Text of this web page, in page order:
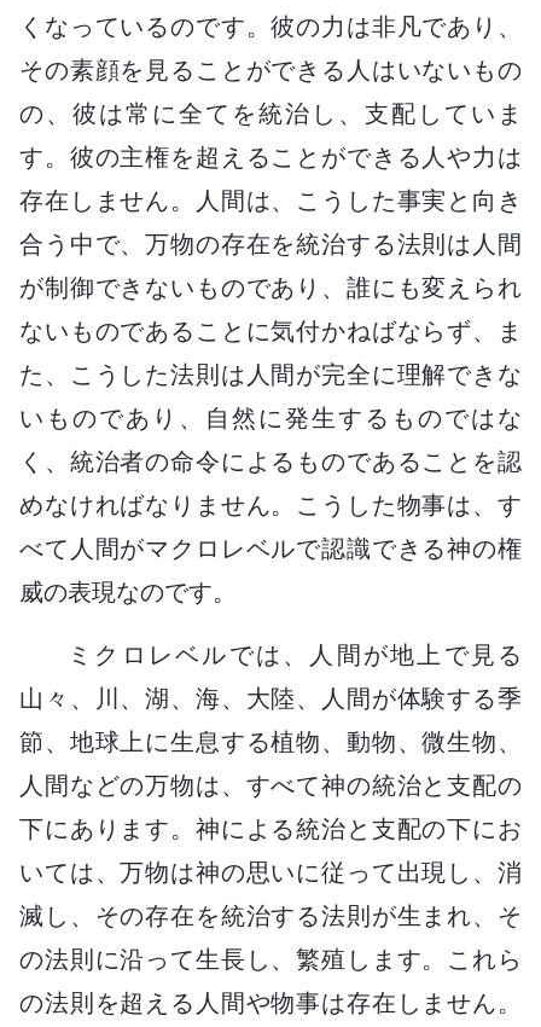
くなっているのです。彼の力は非凡であり、
その素顔を見ることができる人はいないもの
の、彼は常に全てを統治し、支配していま
す。彼の主権を超えることができる人や力は
存在しません。人間は、こうした事実と向き
合う中で、万物の存在を統治する法則は人間
が制御できないものであり、誰にも変えられ
ないものであることに気付かねばならず、ま
た、こうした法則は人間が完全に理解できな
いものであり、自然に発生するものではな
く、統治者の命令によるものであることを認
めなければなりません。こうした物事は、す
べて人間がマクロレベルで認識できる神の権
威の表現なのです。
ミクロレベルでは、人間が地上で見る
山々、川、湖、海、大陸、人間が体験する季
節、地球上に生息する植物、動物、微生物、
人間などの万物は、すべて神の統治と支配の
下にあります。神による統治と支配の下にお
いては、万物は神の思いに従って出現し、消
滅し、その存在を統治する法則が生まれ、そ
の法則に沿って生長し、繁殖します。これら
の法則を超える人間や物事は存在しません。